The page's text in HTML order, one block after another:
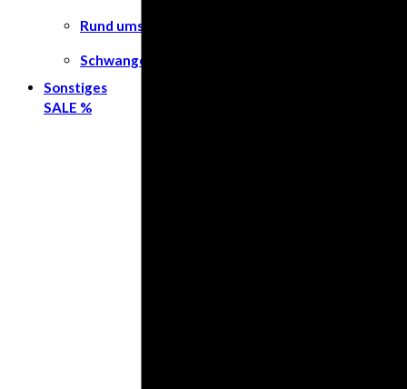
Rund ums Kind
Schwangerschaft
Sonstiges
SALE %